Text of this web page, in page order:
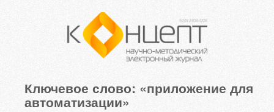
Ключевое слово: «приложение для
автоматизации»